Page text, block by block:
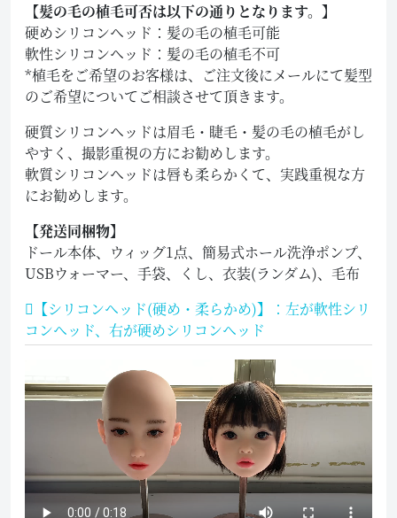
【髪の毛の植毛可否は以下の通りとなります。】
硬めシリコンヘッド：髪の毛の植毛可能
軟性シリコンヘッド：髪の毛の植毛不可
*植毛をご希望のお客様は、ご注文後にメールにて髪型
のご希望についてご相談させて頂きます。
硬質シリコンヘッドは眉毛・睫毛・髪の毛の植毛がし
やすく、撮影重視の方にお勧めします。
軟質シリコンヘッドは唇も柔らかくて、実践重視な方
にお勧めします。
【発送同梱物】
ドール本体、ウィッグ1点、簡易式ホール洗浄ポンプ、
USBウォーマー、手袋、くし、衣装(ランダム)、毛布
【シリコンヘッド(硬め・柔らかめ)】：左が軟性シリ
コンヘッド、右が硬めシリコンヘッド